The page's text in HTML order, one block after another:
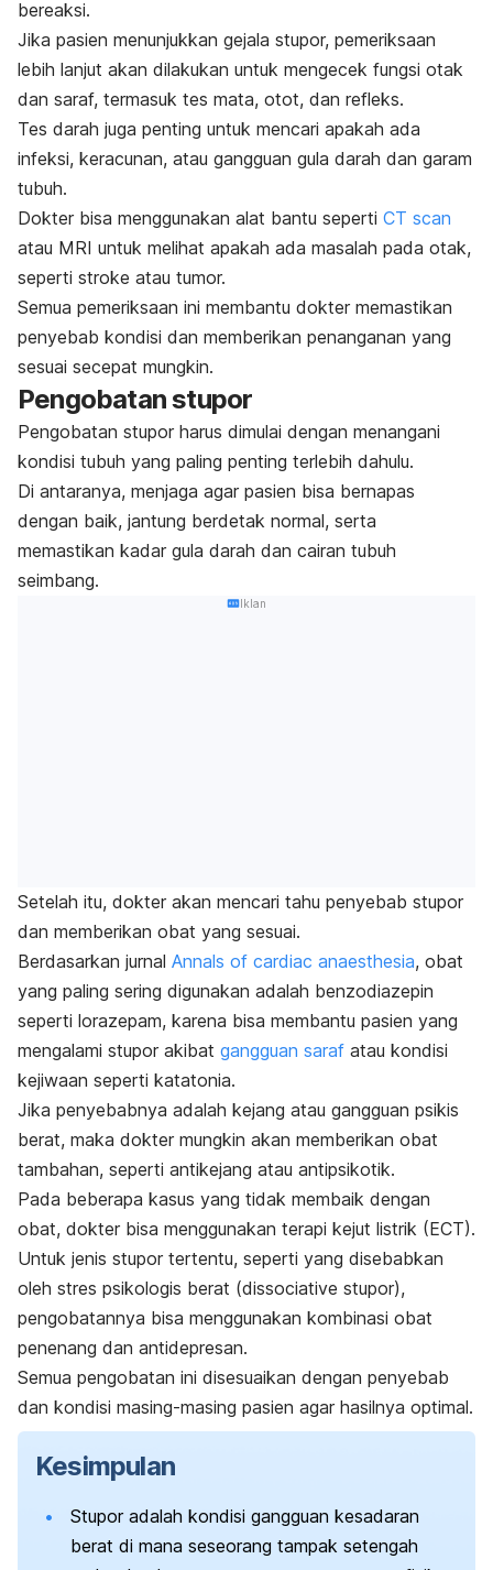
bereaksi.
Jika pasien menunjukkan gejala stupor, pemeriksaan
lebih lanjut akan dilakukan untuk mengecek fungsi otak
dan saraf, termasuk tes mata, otot, dan refleks.
Tes darah juga penting untuk mencari apakah ada
infeksi, keracunan, atau gangguan gula darah dan garam
tubuh.
Dokter bisa menggunakan alat bantu seperti CT scan
atau MRI untuk melihat apakah ada masalah pada otak,
seperti stroke atau tumor.
Semua pemeriksaan ini membantu dokter memastikan
penyebab kondisi dan memberikan penanganan yang
sesuai secepat mungkin.
Pengobatan stupor
Pengobatan stupor harus dimulai dengan menangani
kondisi tubuh yang paling penting terlebih dahulu.
Di antaranya, menjaga agar pasien bisa bernapas
dengan baik, jantung berdetak normal, serta
memastikan kadar gula darah dan cairan tubuh
seimbang.
Iklan
Setelah itu, dokter akan mencari tahu penyebab stupor
dan memberikan obat yang sesuai.
Berdasarkan jurnal Annals of cardiac anaesthesia, obat
yang paling sering digunakan adalah benzodiazepin
seperti lorazepam, karena bisa membantu pasien yang
mengalami stupor akibat gangguan saraf atau kondisi
kejiwaan seperti katatonia.
Jika penyebabnya adalah kejang atau gangguan psikis
berat, maka dokter mungkin akan memberikan obat
tambahan, seperti antikejang atau antipsikotik.
Pada beberapa kasus yang tidak membaik dengan
obat, dokter bisa menggunakan terapi kejut listrik (ECT).
Untuk jenis stupor tertentu, seperti yang disebabkan
oleh stres psikologis berat (dissociative stupor),
pengobatannya bisa menggunakan kombinasi obat
penenang dan antidepresan.
Semua pengobatan ini disesuaikan dengan penyebab
dan kondisi masing-masing pasien agar hasilnya optimal.
Kesimpulan
Stupor adalah kondisi gangguan kesadaran
berat di mana seseorang tampak setengah